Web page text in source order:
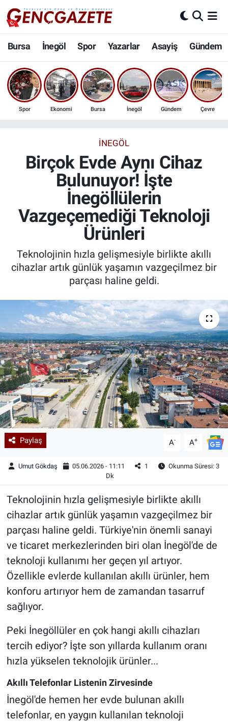
Bursa İnegöl Spor Yazarlar Asayiş Gündem
Spor Ekonomi Bursa İnegöl Gündem Çevre
İNEGÖL
Birçok Evde Aynı Cihaz
Bulunuyor! İşte
İnegöllülerin
Vazgeçemediği Teknoloji
Ürünleri
Teknolojinin hızla gelişmesiyle birlikte akıllı
cihazlar artık günlük yaşamın vazgeçilmez bir
parçası haline geldi.
Paylaş A- A+
Umut Gökdaş 05.06.2026 - 11:11 1
Okunma Süresi: 3
Dk
Teknolojinin hızla gelişmesiyle birlikte akıllı
cihazlar artık günlük yaşamın vazgeçilmez bir
parçası haline geldi. Türkiye'nin önemli sanayi
ve ticaret merkezlerinden biri olan İnegöl'de de
teknoloji kullanımı her geçen yıl artıyor.
Özellikle evlerde kullanılan akıllı ürünler, hem
konforu artırıyor hem de zamandan tasarruf
sağlıyor.
Peki İnegöllüler en çok hangi akıllı cihazları
tercih ediyor? İşte son yıllarda kullanım oranı
hızla yükselen teknolojik ürünler...
Akıllı Telefonlar Listenin Zirvesinde
İnegöl'de hemen her evde bulunan akıllı
telefonlar, en yaygın kullanılan teknoloji
Bursa
İnegöl
3.SAYFA
Ekonomi
İnanç
Kültür & Sanat
Sağlık
Siyaset
Teknoloji
Yazarlar
Astroloji-Rüya
Nöbetçi Eczaneler
Hava Durumu
Trafik Durumu
Son Dakika Haberleri
Haber Arşivi